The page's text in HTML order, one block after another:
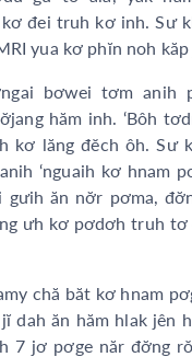
đei truh kơ inh. Sư
yua kơ phĭn noh kăp
bơwei tơm anih
hăm inh. ‘Bôh
kơ lăng đĕch ôh. Sư
‘nguaih kơ hnam
gưih ăn nơ̆r pơma,
ưh kơ pơdơh truh tơ
chă băt kơ hnam
dah ăn hăm hlak jên
7 jơ pơge năr đơ̆ng